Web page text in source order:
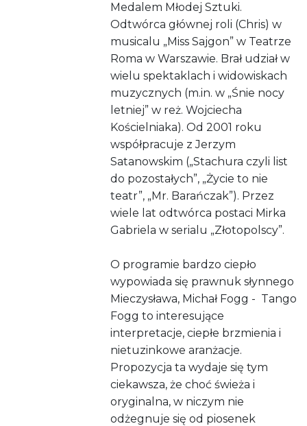
Medalem Młodej Sztuki.
Odtwórca głównej roli (Chris) w
musicalu „Miss Sajgon” w Teatrze
Roma w Warszawie. Brał udział w
wielu spektaklach i widowiskach
muzycznych (m.in. w „Śnie nocy
letniej” w reż. Wojciecha
Kościelniaka). Od 2001 roku
współpracuje z Jerzym
Satanowskim („Stachura czyli list
do pozostałych”, „Życie to nie
teatr”, „Mr. Barańczak”). Przez
wiele lat odtwórca postaci Mirka
Gabriela w serialu „Złotopolscy”.
O programie bardzo ciepło
wypowiada się prawnuk słynnego
Mieczysława, Michał Fogg - Tango
Fogg to interesujące
interpretacje, ciepłe brzmienia i
nietuzinkowe aranżacje.
Propozycja ta wydaje się tym
ciekawsza, że choć świeża i
oryginalna, w niczym nie
odżegnuje się od piosenek